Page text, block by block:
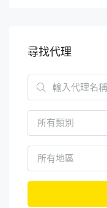
尋找代理
所有類別
所有地區